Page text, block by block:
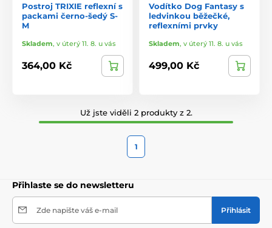
Postroj TRIXIE reflexní s
packami černo-šedý S-
M
Skladem, v úterý 11. 8. u vás
364,00 Kč
Vodítko Dog Fantasy s
ledvinkou běžečké,
reflexními prvky
Skladem, v úterý 11. 8. u vás
499,00 Kč
Už jste viděli 2 produkty z 2.
1
Přihlaste se do newsletteru
Zde napište váš e-mail Přihlásit